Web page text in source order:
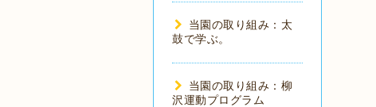
当園の取り組み：太
鼓で学ぶ。
当園の取り組み：柳
沢運動プログラム